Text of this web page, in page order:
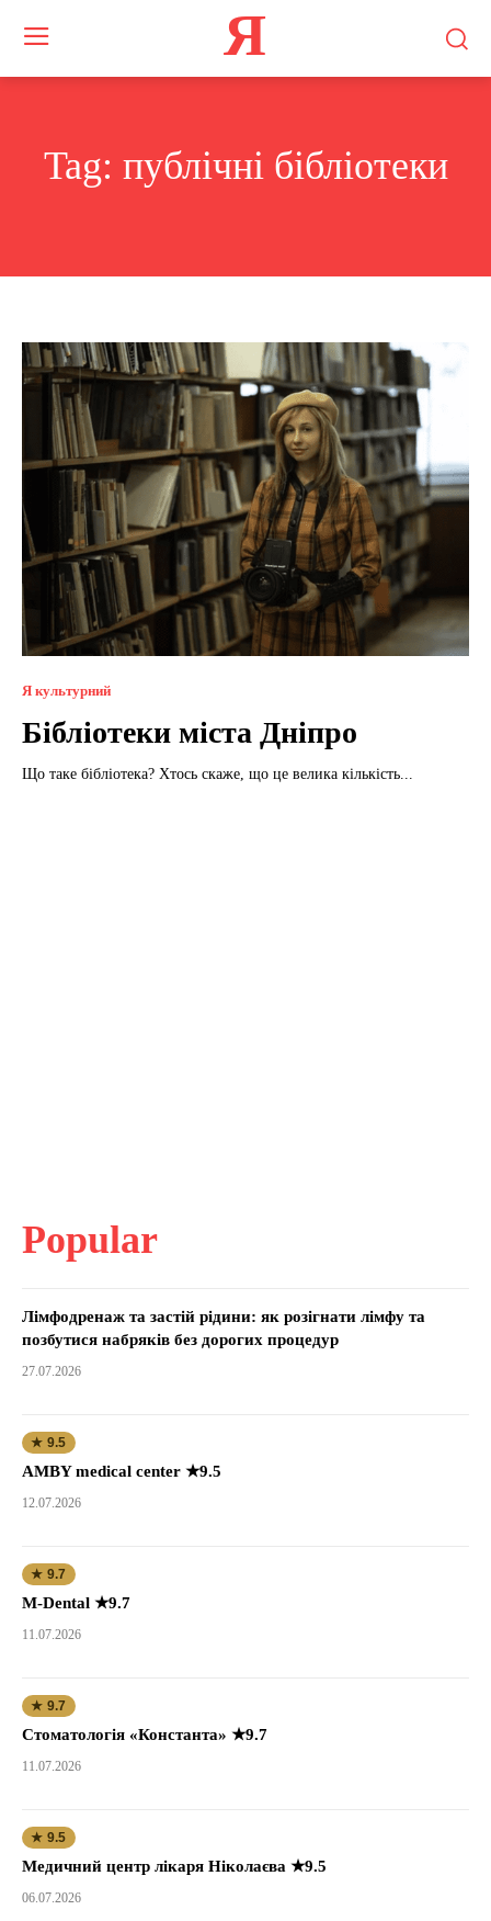
Я
Tag: публічні бібліотеки
Я культурний
Бібліотеки міста Дніпро
Що таке бібліотека? Хтось скаже, що це велика кількість...
Popular
Лімфодренаж та застій рідини: як розігнати лімфу та
позбутися набряків без дорогих процедур
27.07.2026
★ 9.5
AMBY medical center ★9.5
12.07.2026
★ 9.7
M-Dental ★9.7
11.07.2026
★ 9.7
Стоматологія «Константа» ★9.7
11.07.2026
★ 9.5
Медичний центр лікаря Ніколаєва ★9.5
06.07.2026